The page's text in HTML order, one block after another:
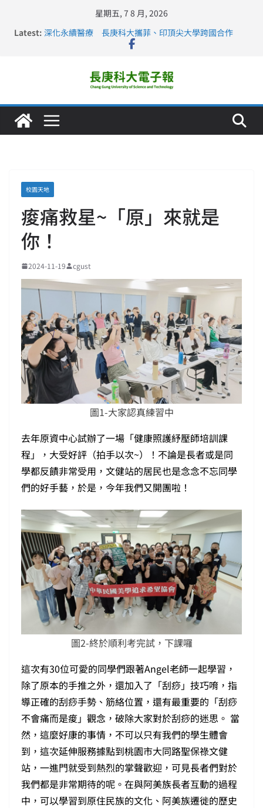
星期五, 7 8 月, 2026
Latest: 深化永續醫療 長庚科大攜菲、印頂尖大學跨國合作
長庚科大訪凱瑟醫療集團、美容學校收穫豐
仁德醫專與長庚科大締結策略聯盟 培育護理尖兵
長庚科大連四年穩居《遠見》醫學大學第5名 辦學實力再
校園天地
痠痛救星~「原」來就是
你！
2024-11-19 cgust
圖1-大家認真練習中
去年原資中心試辦了一場「健康照護紓壓師培訓課
程」，大受好評（拍手以次~）！不論是長者或是同
學都反饋非常受用，文健站的居民也是念念不忘同學
們的好手藝，於是，今年我們又開團啦！
圖2-終於順利考完試，下課囉
這次有30位可愛的同學們跟著Angel老師一起學習，
除了原本的手推之外，還加入了「刮痧」技巧唷，指
導正確的刮痧手勢、筋絡位置，還有最重要的「刮痧
不會痛而是痠」觀念，破除大家對於刮痧的迷思。 當
然，這麼好康的事情，不可以只有我們的學生體會
到，這次延伸服務據點到桃園市大同路聖保祿文健
站，一進門就受到熱烈的掌聲歡迎，可見長者們對於
我們都是非常期待的呢。在與阿美族長者互動的過程
中，可以學習到原住民族的文化、阿美族遷徙的歷史